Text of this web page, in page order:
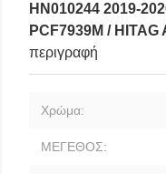
HN010244 2019-
PCF7939M / HITAG
περιγραφή
Χρώμα:
ΜΕΓΕΘΟΣ: